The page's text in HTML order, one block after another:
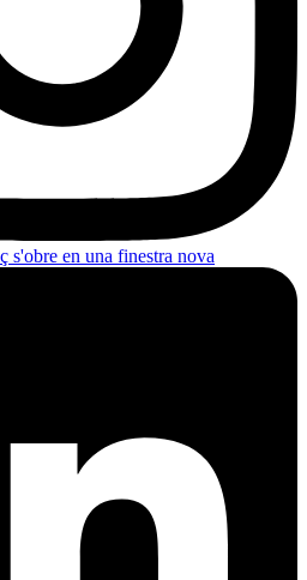
s'obre en una finestra nova